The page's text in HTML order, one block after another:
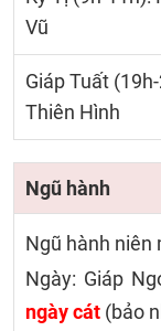
Vũ
Giáp Tuất
Thiên Hình
Ngũ hành
Ngũ hành niên
Ngày: Giáp
ngày cát (bảo